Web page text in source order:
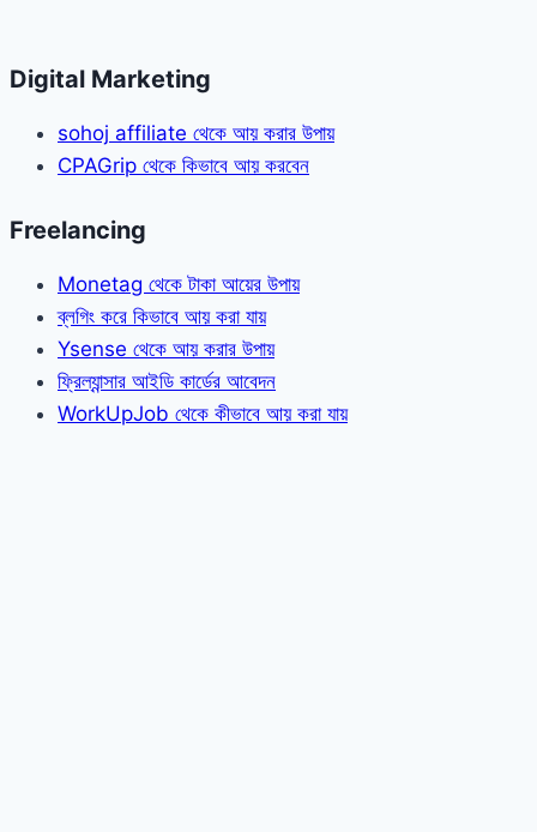
Digital Marketing
sohoj affiliate থেকে আয় করার উপায়
CPAGrip থেকে কিভাবে আয় করবেন
Freelancing
Monetag থেকে টাকা আয়ের উপায়
ব্লগিং করে কিভাবে আয় করা যায়
Ysense থেকে আয় করার উপায়
ফ্রিল্যান্সার আইডি কার্ডের আবেদন
WorkUpJob থেকে কীভাবে আয় করা যায়